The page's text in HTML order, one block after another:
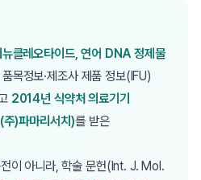
뉴클레오타이드, 연어 DNA 정제물
목정보·제조사 제품 정보(IFU)
2014년 식약처 의료기기
)파마리서치)를 받은
이 아니라, 학술 문헌(Int. J. Mol.